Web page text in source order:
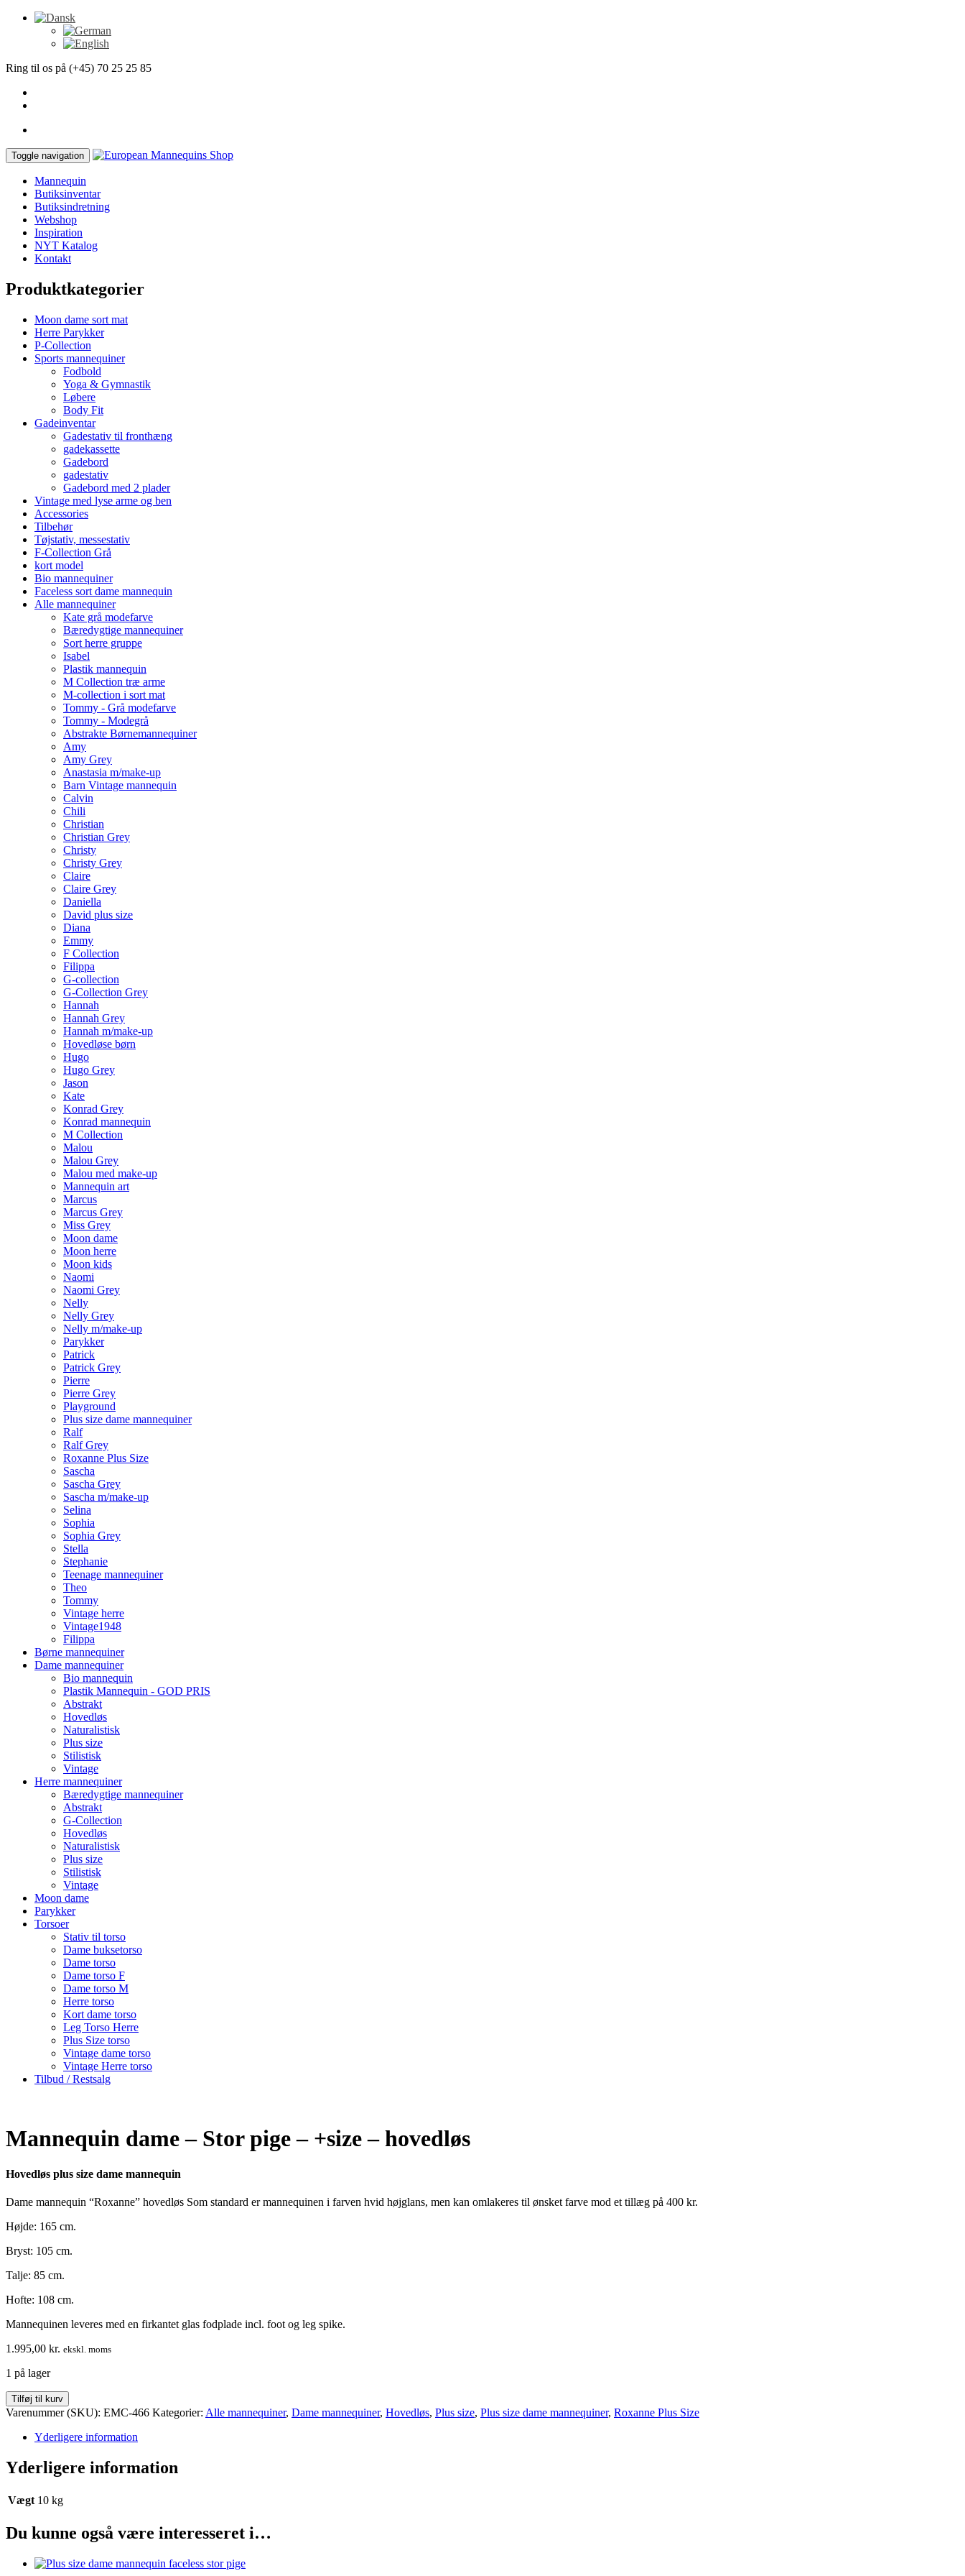
Ring til os på (+45) 70 25 25 85
Toggle navigation
Mannequin
Butiksinventar
Butiksindretning
Webshop
Inspiration
NYT Katalog
Kontakt
Produktkategorier
Moon dame sort mat
Herre Parykker
P-Collection
Sports mannequiner
Fodbold
Yoga & Gymnastik
Løbere
Body Fit
Gadeinventar
Gadestativ til fronthæng
gadekassette
Gadebord
gadestativ
Gadebord med 2 plader
Vintage med lyse arme og ben
Accessories
Tilbehør
Tøjstativ, messestativ
F-Collection Grå
kort model
Bio mannequiner
Faceless sort dame mannequin
Alle mannequiner
Kate grå modefarve
Bæredygtige mannequiner
Sort herre gruppe
Isabel
Plastik mannequin
M Collection træ arme
M-collection i sort mat
Tommy - Grå modefarve
Tommy - Modegrå
Abstrakte Børnemannequiner
Amy
Amy Grey
Anastasia m/make-up
Barn Vintage mannequin
Calvin
Chili
Christian
Christian Grey
Christy
Christy Grey
Claire
Claire Grey
Daniella
David plus size
Diana
Emmy
F Collection
Filippa
G-collection
G-Collection Grey
Hannah
Hannah Grey
Hannah m/make-up
Hovedløse børn
Hugo
Hugo Grey
Jason
Kate
Konrad Grey
Konrad mannequin
M Collection
Malou
Malou Grey
Malou med make-up
Mannequin art
Marcus
Marcus Grey
Miss Grey
Moon dame
Moon herre
Moon kids
Naomi
Naomi Grey
Nelly
Nelly Grey
Nelly m/make-up
Parykker
Patrick
Patrick Grey
Pierre
Pierre Grey
Playground
Plus size dame mannequiner
Ralf
Ralf Grey
Roxanne Plus Size
Sascha
Sascha Grey
Sascha m/make-up
Selina
Sophia
Sophia Grey
Stella
Stephanie
Teenage mannequiner
Theo
Tommy
Vintage herre
Vintage1948
Filippa
Børne mannequiner
Dame mannequiner
Bio mannequin
Plastik Mannequin - GOD PRIS
Abstrakt
Hovedløs
Naturalistisk
Plus size
Stilistisk
Vintage
Herre mannequiner
Bæredygtige mannequiner
Abstrakt
G-Collection
Hovedløs
Naturalistisk
Plus size
Stilistisk
Vintage
Moon dame
Parykker
Torsoer
Stativ til torso
Dame buksetorso
Dame torso
Dame torso F
Dame torso M
Herre torso
Kort dame torso
Leg Torso Herre
Plus Size torso
Vintage dame torso
Vintage Herre torso
Tilbud / Restsalg
Mannequin dame – Stor pige – +size – hovedløs
Hovedløs plus size dame mannequin
Dame mannequin “Roxanne” hovedløs Som standard er mannequinen i farven hvid højglans, men kan omlakeres til ønsket farve mod et tillæg på 400 kr.
Højde: 165 cm.
Bryst: 105 cm.
Talje: 85 cm.
Hofte: 108 cm.
Mannequinen leveres med en firkantet glas fodplade incl. foot og leg spike.
1.995,00 kr. ekskl. moms
1 på lager
Mannequin
dame
Stor
-
+size
hovedløs
Tilføj til kurv
Varenummer (SKU): EMC-466 Kategorier: Alle mannequiner, Dame mannequiner, Hovedløs, Plus size, Plus size dame mannequiner, Roxanne Plus Size
Yderligere information
Yderligere information
Vægt 10 kg
Du kunne også være interesseret i…